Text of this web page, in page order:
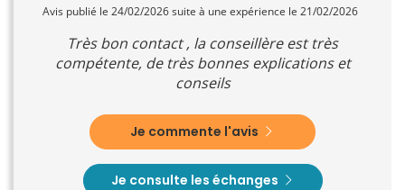
Avis publié le 24/02/2026 suite à une expérience le 21/02/2026
Très bon contact , la conseillère est très
compétente, de très bonnes explications et
conseils
Je commente l'avis
Je consulte les échanges